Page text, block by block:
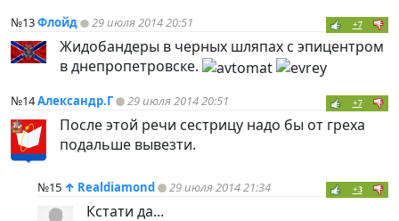
№13Флойд 29 июля 2014 20:51 +7
Жидобандеры в черных шляпах с эпицентром
в днепропетровске.
№14Александр.Г 29 июля 2014 20:51 +7
После этой речи сестрицу надо бы от греха
подальше вывезти.
№15 ↑ Realdiamond 29 июля 2014 21:34 +3
Кстати да...